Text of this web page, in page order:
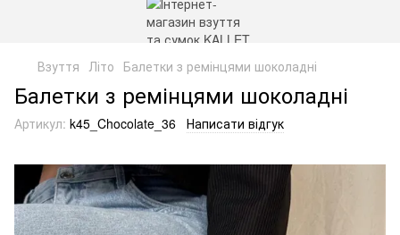
Взуття Літо Балетки з ремінцями шоколадні
Балетки з ремінцями шоколадні
Артикул: k45_Chocolate_36 Написати відгук